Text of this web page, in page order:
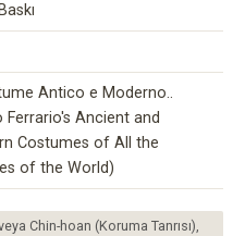
Antico e Moderno..
Ferrario's Ancient and
Costumes of All the
of the World)
Chin-hoan (Koruma Tanrısı),